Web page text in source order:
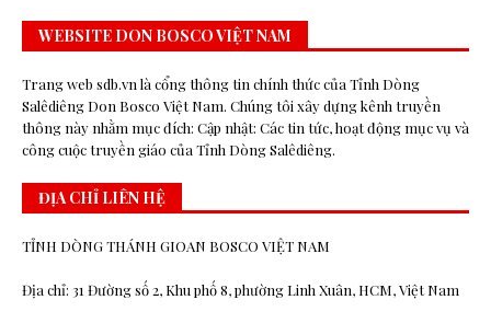
WEBSITE DON BOSCO VIỆT NAM
Trang web sdb.vn là cổng thông tin chính thức của Tỉnh Dòng
Salêdiêng Don Bosco Việt Nam. Chúng tôi xây dựng kênh truyền
thông này nhằm mục đích: Cập nhật: Các tin tức, hoạt động mục vụ và
công cuộc truyền giáo của Tỉnh Dòng Salêdiêng.
ĐỊA CHỈ LIÊN HỆ
TỈNH DÒNG THÁNH GIOAN BOSCO VIỆT NAM
Địa chỉ: 31 Đường số 2, Khu phố 8, phường Linh Xuân, HCM, Việt Nam